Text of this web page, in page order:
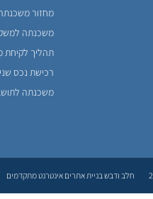
מחזור
משכנתה
תהליך
רכישת נכס שני
משכנתה
חלב ודבש בניית אתרים אינטרנט מתקדמים